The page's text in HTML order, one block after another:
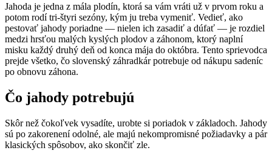
Jahoda je jedna z mála plodín, ktorá sa vám vráti už v prvom roku a
potom rodí tri-štyri sezóny, kým ju treba vymeniť. Vedieť, ako
pestovať jahody poriadne — nielen ich zasadiť a dúfať — je rozdiel
medzi hrsťou malých kyslých plodov a záhonom, ktorý naplní
misku každý druhý deň od konca mája do októbra. Tento sprievodca
prejde všetko, čo slovenský záhradkár potrebuje od nákupu sadeníc
po obnovu záhona.
Čo jahody potrebujú
Skôr než čokoľvek vysadíte, urobte si poriadok v základoch. Jahody
sú po zakorenení odolné, ale majú nekompromisné požiadavky a pár
klasických spôsobov, ako skončiť zle.